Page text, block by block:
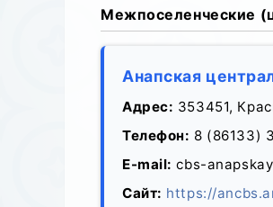
Межпоселенческие
Анапская
Адрес: 353451,
Телефон: 8 (86133)
E-mail: cbs-
Сайт: https://